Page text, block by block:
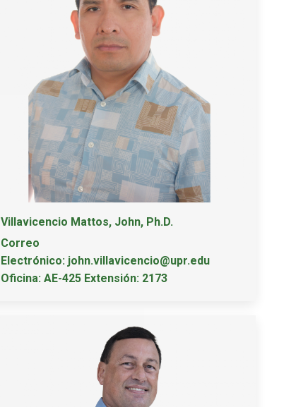
Villavicencio Mattos, John, Ph.D.
Correo
Electrónico: john.villavicencio@upr.edu
Oficina: AE-425 Extensión: 2173